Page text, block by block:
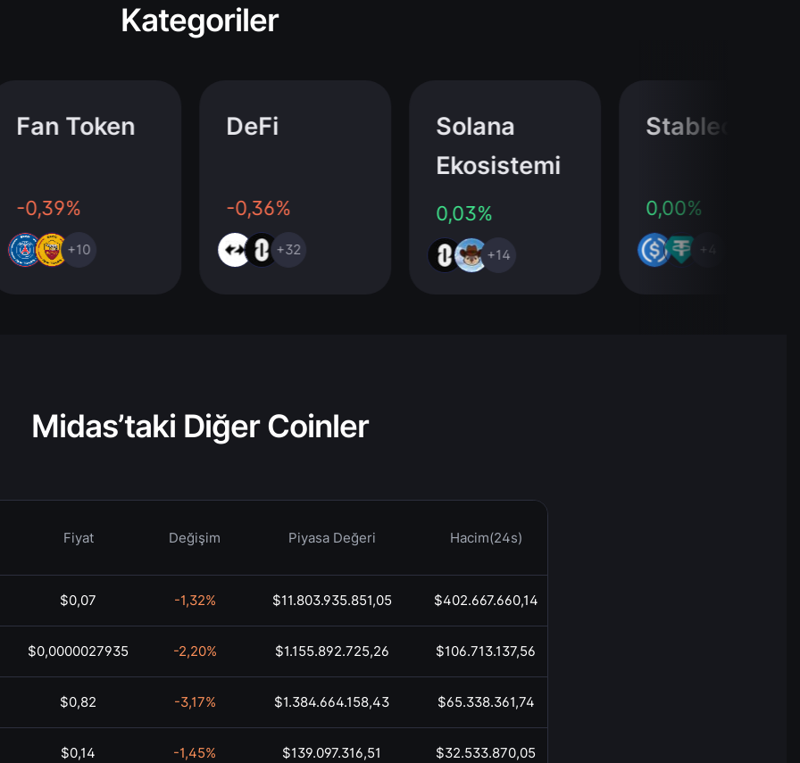
Kategoriler
Fan Token
-0,39%
+10
DeFi
-0,36%
+32
Solana
Ekosistemi
0,03%
+14
Stablecoin
0,00%
+4
Midas’taki Diğer Coinler
Fiyat Değişim Piyasa Değeri Hacim(24s)
$0,07 -1,32% $11.803.935.851,05 $402.667.660,14
$0,0000027935 -2,20% $1.155.892.725,26 $106.713.137,56
$0,82 -3,17% $1.384.664.158,43 $65.338.361,74
$0,14 -1,45% $139.097.316,51 $32.533.870,05